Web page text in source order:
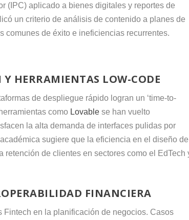
(IPC) aplicado a bienes digitales y reportes de
un criterio de análisis de contenido a planes de
comunes de éxito e ineficiencias recurrentes.
HERRAMIENTAS LOW-CODE
de despliegue rápido logran un ‘time-to-
como Lovable se han vuelto
la alta demanda de interfaces pulidas por
sugiere que la eficiencia en el diseño de
de clientes en sectores como el EdTech
FINANCIERA
en la planificación de negocios. Casos